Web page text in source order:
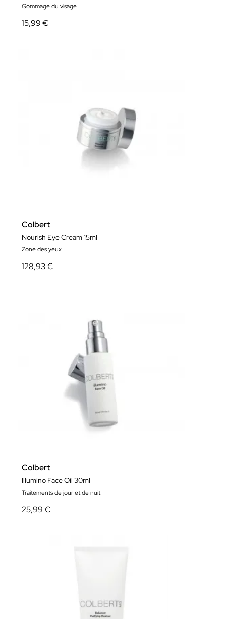
Gommage du visage
15,99 €
Colbert
Nourish Eye Cream 15ml
Zone des yeux
128,93 €
Colbert
Illumino Face Oil 30ml
Traitements de jour et de nuit
25,99 €